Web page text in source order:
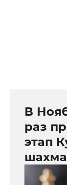
В
раз
этап